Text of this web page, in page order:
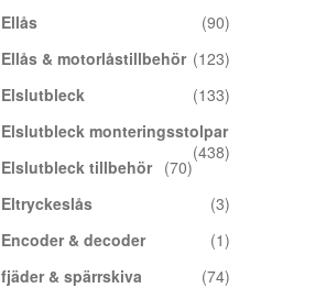
Ellås
(90)
Ellås & motorlåstillbehör (123)
Elslutbleck
(133)
Elslutbleck monteringsstolpar
(438)
Elslutbleck tillbehör
(70)
Eltryckeslås
(3)
Encoder & decoder
(1)
fjäder & spärrskiva
(74)